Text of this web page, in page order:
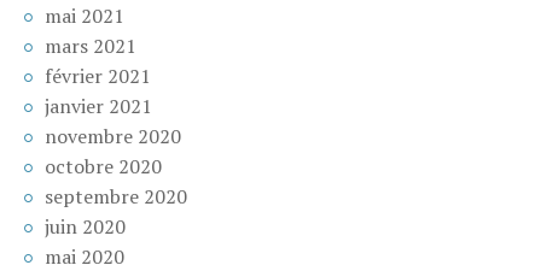
mai 2021
mars 2021
février 2021
janvier 2021
novembre 2020
octobre 2020
septembre 2020
juin 2020
mai 2020